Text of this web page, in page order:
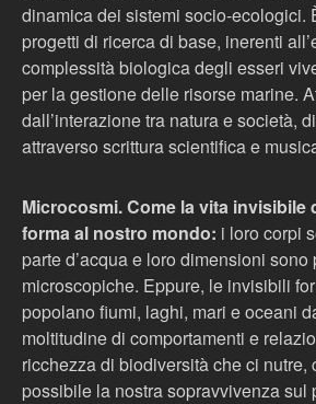
dinamica dei sistemi socio-ecologici.
progetti di ricerca di base, inerenti
complessità biologica degli esseri
per la gestione delle risorse marine.
dall’interazione tra natura e società,
attraverso scrittura scientifica e
Microcosmi. Come la vita invisibile
forma al nostro mondo: i loro corpi
parte d’acqua e loro dimensioni sono
microscopiche. Eppure, le invisibili
popolano fiumi, laghi, mari e oceani
moltitudine di comportamenti e
ricchezza di biodiversità che ci nutre,
possibile la nostra sopravvivenza sul